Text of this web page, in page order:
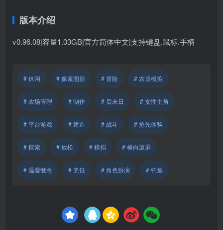
版本介绍
v0.96.08|容量1.03GB|官方简体中文|支持键盘.鼠标.手柄
# 休闲 # 像素图形 # 冒险 # 农场模拟
# 农场管理 # 制作 # 后末日 # 女性主角
# 平台游戏 # 建造 # 战斗 # 抢先体验
# 探索 # 放松 # 模拟 # 横向滚屏
# 温馨惬意 # 烹饪 # 角色扮演 # 钓鱼